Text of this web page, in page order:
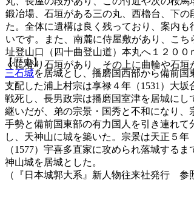
【歴史】
鍛冶場、石垣がある三の丸、西櫓台、下
た。全体に遺構は良く残っており、案内
いです。また、南麓に侍屋敷があり、こ
址登山口（四十曲登山道）本丸へ１２０
ぐに登り石垣があり、その上に曲輪や石垣
三石城を居城とし、播磨国西部から備前国
支配した浦上村宗は享禄４年（1531）大坂
戦死し、長男政宗は播磨国室津を居城にし
継いだが、弟の宗景・国秀と不和になり、
手勢と備前国東部の有力国人を引き連れて
し、天神山に城を築いた。宗景は天正５年
（1577）宇喜多直家に攻められ落城するま
神山城を居城とした。
（『日本城郭大系』新人物往来社発行 参